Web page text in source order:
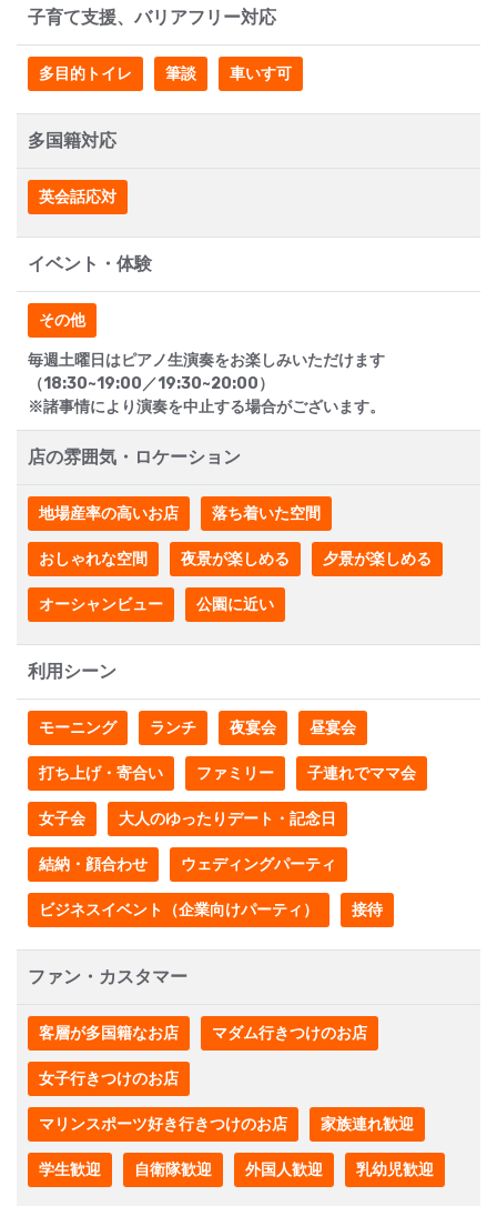
子育て支援、バリアフリー対応
多目的トイレ 筆談 車いす可
多国籍対応
英会話応対
イベント・体験
その他
毎週土曜日はピアノ生演奏をお楽しみいただけます
（18:30~19:00／19:30~20:00）
※諸事情により演奏を中止する場合がございます。
店の雰囲気・ロケーション
地場産率の高いお店 落ち着いた空間
おしゃれな空間 夜景が楽しめる 夕景が楽しめる
オーシャンビュー 公園に近い
利用シーン
モーニング ランチ 夜宴会 昼宴会
打ち上げ・寄合い ファミリー 子連れでママ会
女子会 大人のゆったりデート・記念日
結納・顔合わせ ウェディングパーティ
ビジネスイベント（企業向けパーティ） 接待
ファン・カスタマー
客層が多国籍なお店 マダム行きつけのお店
女子行きつけのお店
マリンスポーツ好き行きつけのお店 家族連れ歓迎
学生歓迎 自衛隊歓迎 外国人歓迎 乳幼児歓迎